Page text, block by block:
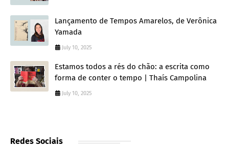
Lançamento de Tempos Amarelos, de Verônica
Yamada
July 10, 2025
Estamos todos a rés do chão: a escrita como
forma de conter o tempo | Thaís Campolina
July 10, 2025
Redes Sociais